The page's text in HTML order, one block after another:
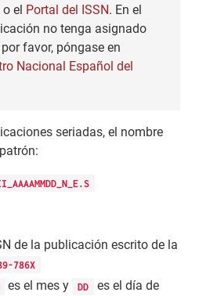
o el Portal del ISSN. En el
no tenga asignado
favor, póngase en
Nacional Español del
seriadas, el nombre
de la publicación escrito de la
786X
es el mes y DD
es el día de